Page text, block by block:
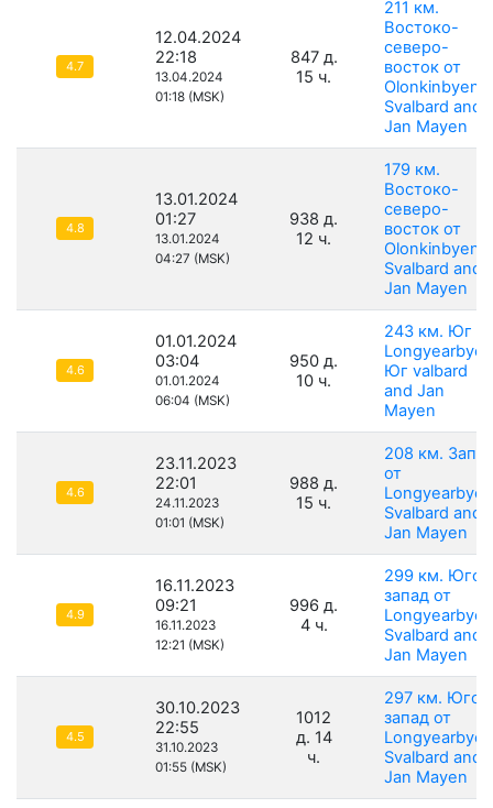
4.7
12.04.2024
22:18
13.04.2024
01:18 (MSK)
847 д.
15 ч.
211 км.
Востоко-
северо-
восток от
Olonkinbyen,
Svalbard and
Jan Mayen
4.8
13.01.2024
01:27
13.01.2024
04:27 (MSK)
938 д.
12 ч.
179 км.
Востоко-
северо-
восток от
Olonkinbyen,
Svalbard and
Jan Mayen
4.6
01.01.2024
03:04
01.01.2024
06:04 (MSK)
950 д.
10 ч.
243 км. Юг от
Юг valbard
and Jan
Mayen
4.6
23.11.2023
22:01
24.11.2023
01:01 (MSK)
988 д.
15 ч.
208 км.
от
Svalbard and
Jan Mayen
4.9
16.11.2023
09:21
16.11.2023
12:21 (MSK)
996 д.
4 ч.
299 км. Юго-
запад от
Svalbard and
Jan Mayen
4.5
30.10.2023
22:55
31.10.2023
01:55 (MSK)
1012
д. 14
ч.
297 км. Юго-
запад от
Svalbard and
Jan Mayen